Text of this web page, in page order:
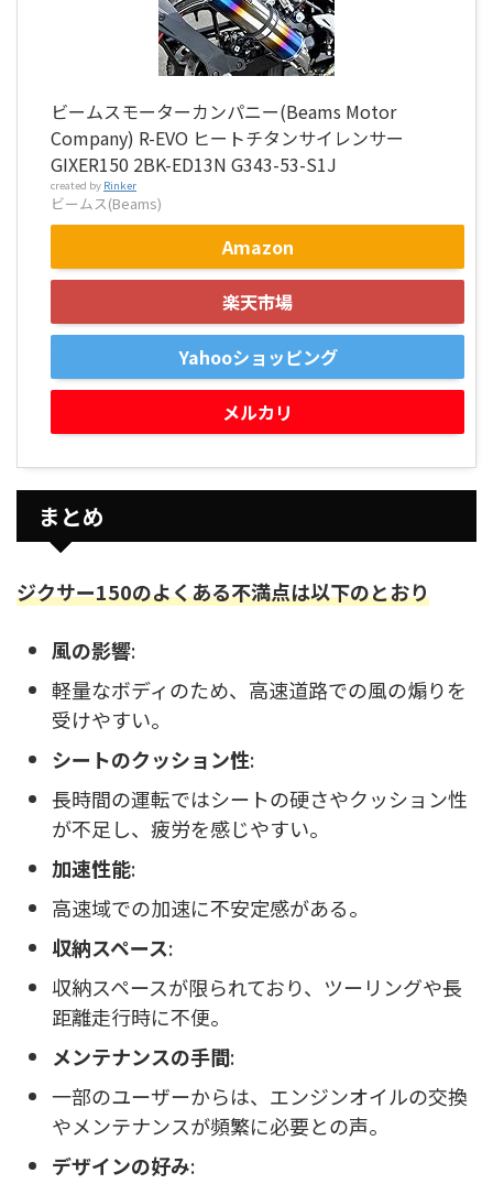
ビームスモーターカンパニー(Beams Motor
Company) R-EVO ヒートチタンサイレンサー
GIXER150 2BK-ED13N G343-53-S1J
created by Rinker
ビームス(Beams)
Amazon
楽天市場
Yahooショッピング
メルカリ
まとめ
ジクサー150のよくある不満点は以下のとおり
風の影響:
軽量なボディのため、高速道路での風の煽りを
受けやすい。
シートのクッション性:
長時間の運転ではシートの硬さやクッション性
が不足し、疲労を感じやすい。
加速性能:
高速域での加速に不安定感がある。
収納スペース:
収納スペースが限られており、ツーリングや長
距離走行時に不便。
メンテナンスの手間:
一部のユーザーからは、エンジンオイルの交換
やメンテナンスが頻繁に必要との声。
デザインの好み: